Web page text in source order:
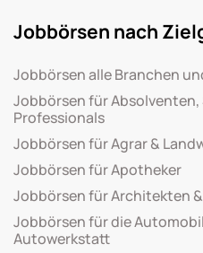
Jobbörsen nach
Jobbörsen alle Branchen
Jobbörsen für
Professionals
Jobbörsen für Agrar &
Jobbörsen für Apotheker
Jobbörsen für Architekten
Jobbörsen für die
Autowerkstatt